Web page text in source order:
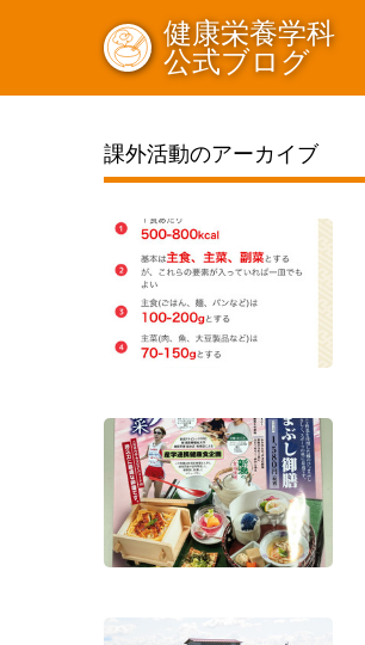
健康栄養学科
公式ブログ
課外活動のアーカイブ